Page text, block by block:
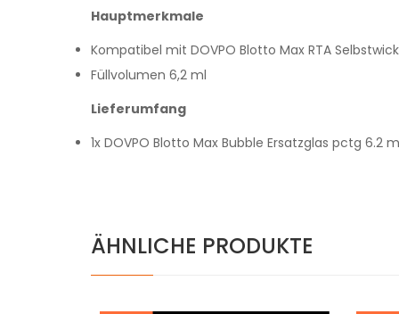
Hauptmerkmale
Kompatibel mit DOVPO Blotto Max RTA
Füllvolumen 6,2 ml
Lieferumfang
1x DOVPO Blotto Max Bubble Ersatzglas pctg 6.2
ÄHNLICHE PRODUKTE